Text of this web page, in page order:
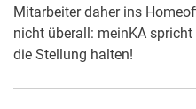
Mitarbeiter daher ins
nicht überall: meinKA
die Stellung halten!